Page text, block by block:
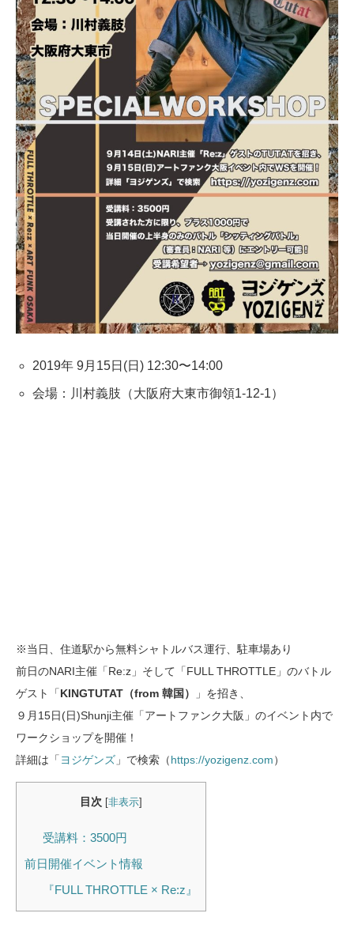
2019年 9月15日(日) 12:30〜14:00
会場：川村義肢（大阪府大東市御領1-12-1）
※当日、住道駅から無料シャトルバス運行、駐車場あり
前日のNARI主催「Re:z」そして「FULL THROTTLE」のバトル
ゲスト「KINGTUTAT（from 韓国）
」を招き、
９月15日(日)Shunji主催「アートファンク大阪」のイベント内で
ワークショップを開催！
詳細は「ヨジゲンズ 」で検索（https://yozigenz.com）
目次 [非表示]
受講料：3500円
前日開催イベント情報
『FULL THROTTLE × Re:z』